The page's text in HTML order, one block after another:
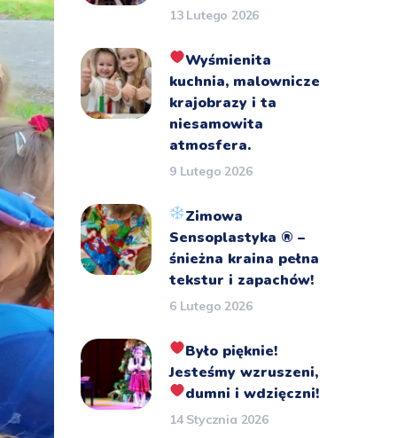
13 Lutego 2026
Wyśmienita
kuchnia, malownicze
krajobrazy i ta
niesamowita
atmosfera.
9 Lutego 2026
Zimowa
Sensoplastyka ®️ –
śnieżna kraina pełna
tekstur i zapachów!
6 Lutego 2026
Było pięknie!
Jesteśmy wzruszeni,
dumni i wdzięczni!
14 Stycznia 2026